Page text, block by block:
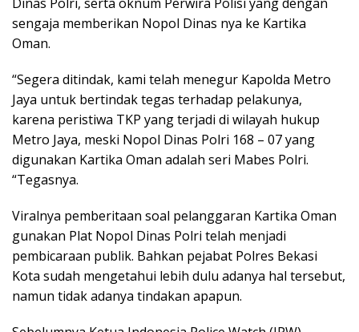
sengaja memberikan Nopol Dinas nya ke Kartika
Oman.
“Segera ditindak, kami telah menegur Kapolda Metro
Jaya untuk bertindak tegas terhadap pelakunya,
karena peristiwa TKP yang terjadi di wilayah hukup
Metro Jaya, meski Nopol Dinas Polri 168 – 07 yang
digunakan Kartika Oman adalah seri Mabes Polri.
“Tegasnya.
Viralnya pemberitaan soal pelanggaran Kartika Oman
gunakan Plat Nopol Dinas Polri telah menjadi
pembicaraan publik. Bahkan pejabat Polres Bekasi
Kota sudah mengetahui lebih dulu adanya hal tersebut,
namun tidak adanya tindakan apapun.